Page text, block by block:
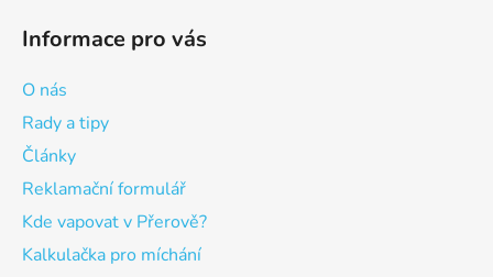
Informace pro vás
O nás
Rady a tipy
Články
Reklamační formulář
Kde vapovat v Přerově?
Kalkulačka pro míchání